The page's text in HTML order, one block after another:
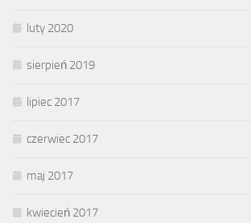
luty 2020
sierpień 2019
lipiec 2017
czerwiec 2017
maj 2017
kwiecień 2017